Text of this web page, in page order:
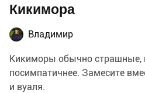
Кикимора
Владимир
Кикиморы обычно страшные,
посимпатичнее. Замесите
и вуаля.